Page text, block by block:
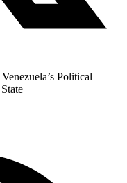
Political